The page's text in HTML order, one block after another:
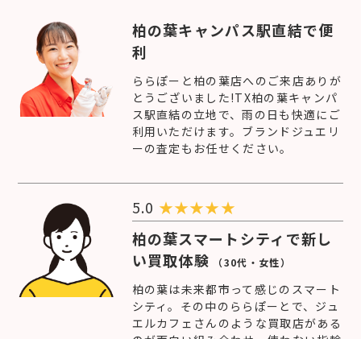
柏の葉キャンパス駅直結で便
利
ららぽーと柏の葉店へのご来店ありが
とうございました!TX柏の葉キャンパ
ス駅直結の立地で、雨の日も快適にご
利用いただけます。ブランドジュエリ
ーの査定もお任せください。
5.0 ★★★★★
柏の葉スマートシティで新し
い買取体験 （30代・女性）
柏の葉は未来都市って感じのスマート
シティ。その中のららぽーとで、ジュ
エルカフェさんのような買取店がある